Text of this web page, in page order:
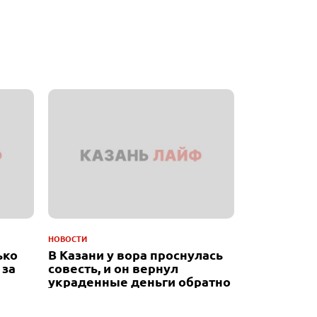
НОВОСТИ
В Казани у вора проснулась
совесть, и он вернул
украденные деньги обратно